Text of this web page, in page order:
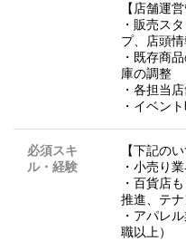
【店舗運営
・販売ス
プ、店頭
・既存商
庫の調整
・各担当
・イベン
必須スキ
ル・経験
【下記の
・小売り
・百貨店
推進、テ
・アパレ
職以上）